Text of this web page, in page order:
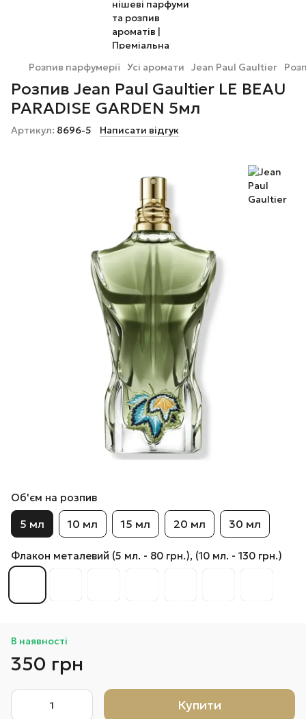
Розпив парфумерії Усі аромати Jean Paul Gaultier
Розпив Jean Paul Gaultier LE BEAU
PARADISE GARDEN 5мл
Артикул: 8696-5 Написати відгук
Об'єм на розпив
5 мл 10 мл 15 мл 20 мл 30 мл
Флакон металевий (5 мл. - 80 грн.), (10 мл. - 130 грн.)
В наявності
350 грн
Купити